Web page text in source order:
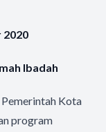
2020
Ibadah
Kota
program